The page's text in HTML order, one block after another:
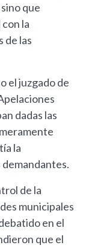
que
la
de las
el juzgado de
dadas las
la
de la
municipales
en el
que el